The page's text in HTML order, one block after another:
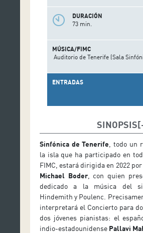
DURACIÓN
73 min.
MÚSICA/FIMC
Auditorio de Tenerife (Sala
ENTRADAS
SINOPSIS
Sinfónica de Tenerife , todo un
la isla que ha participado en
FIMC, estará dirigida en 2022
Michael Boder, con quien
dedicado a la música del
Hindemith y Poulenc.
interpretará el Concierto para
dos jóvenes pianistas: el
indio-estadounidense Pallavi